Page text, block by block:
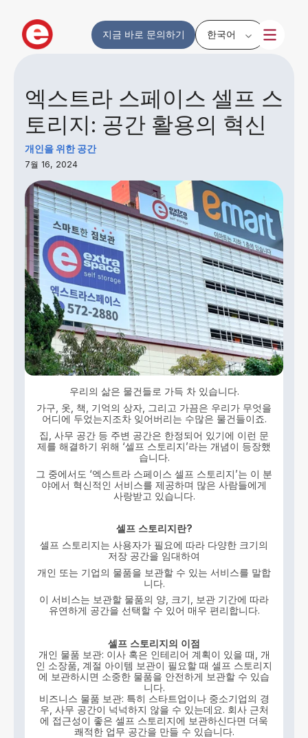
지금 바로 문의하기 한국어
엑스트라 스페이스 셀프 스
토리지: 공간 활용의 혁신
개인을 위한 공간
7월 16, 2024
우리의 삶은 물건들로 가득 차 있습니다.
가구, 옷, 책, 기억의 상자, 그리고 가끔은 우리가 무엇을
어디에 두었는지조차 잊어버리는 수많은 물건들이죠.
집, 사무 공간 등 주변 공간은 한정되어 있기에 이런 문
제를 해결하기 위해 ‘셀프 스토리지’라는 개념이 등장했
습니다.
그 중에서도 ‘엑스트라 스페이스 셀프 스토리지’는 이 분
야에서 혁신적인 서비스를 제공하며 많은 사람들에게
사랑받고 있습니다.
셀프 스토리지란?
셀프 스토리지는 사용자가 필요에 따라 다양한 크기의
저장 공간을 임대하여
개인 또는 기업의 물품을 보관할 수 있는 서비스를 말합
니다.
이 서비스는 보관할 물품의 양, 크기, 보관 기간에 따라
유연하게 공간을 선택할 수 있어 매우 편리합니다.
셀프 스토리지의 이점
개인 물품 보관: 이사 혹은 인테리어 계획이 있을 때, 개
인 소장품, 계절 아이템 보관이 필요할 때 셀프 스토리지
에 보관하시면 소중한 물품을 안전하게 보관할 수 있습
니다.
비즈니스 물품 보관: 특히 스타트업이나 중소기업의 경
우, 사무 공간이 넉넉하지 않을 수 있는데요. 회사 근처
에 접근성이 좋은 셀프 스토리지에 보관하신다면 더욱
쾌적한 업무 공간을 만들 수 있습니다.